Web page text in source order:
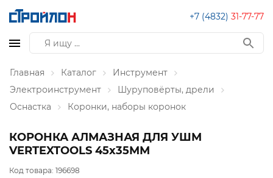
+7 (4832) 31-77-77
Главная Каталог
Инструмент
Электроинструмент
Шуруповёрты, дрели
Оснастка
Коронки, наборы коронок
КОРОНКА АЛМАЗНАЯ ДЛЯ УШМ
VERTEXTOOLS 45х35ММ
Код товара: 196698